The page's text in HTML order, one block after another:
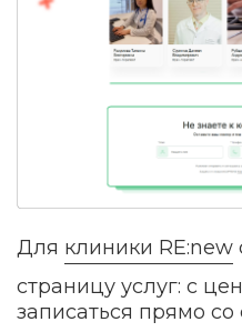
Для клиники RE:new
страницу услуг: с
записаться прямо